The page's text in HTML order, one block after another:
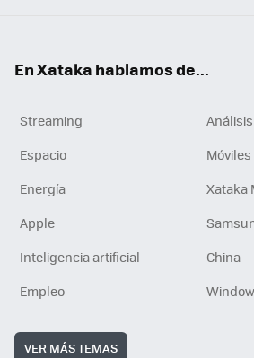
En Xataka hablamos de...
Streaming
Análisis
Espacio
Móviles
Energía
Xataka
Apple
Inteligencia artificial
China
Empleo
VER MÁS TEMAS